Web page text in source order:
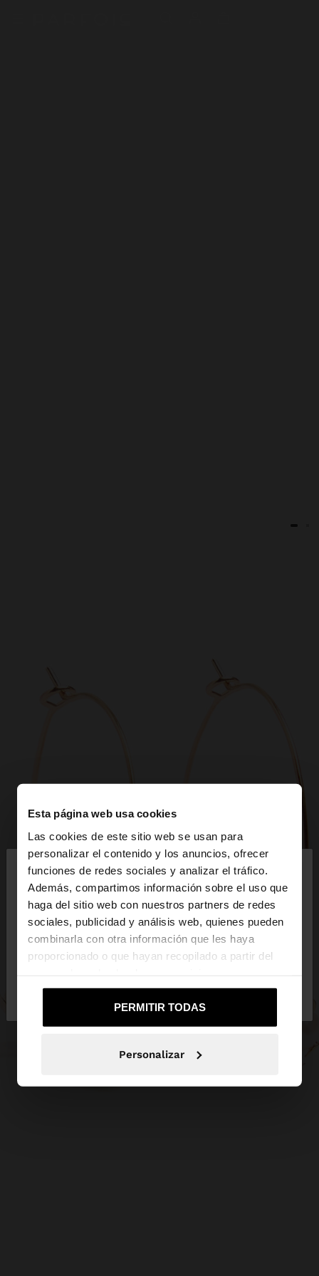
Esta página web usa cookies
Las cookies de este sitio web se usan para
personalizar el contenido y los anuncios, ofrecer
funciones de redes sociales y analizar el tráfico.
Además, compartimos información sobre el uso que
haga del sitio web con nuestros partners de redes
sociales, publicidad y análisis web, quienes pueden
combinarla con otra información que les haya
proporcionado o que hayan recopilado a partir del
PERMITIR TODAS
Personalizar
hola
Estás accediendo a la web de España. ¿Quieres ir a
la web de United States?